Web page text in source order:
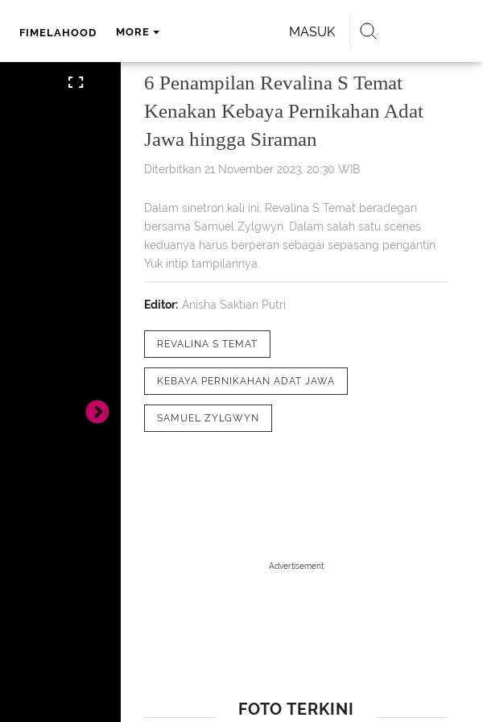
FIMELAHOOD MORE MASUK
6 Penampilan Revalina S Temat
Kenakan Kebaya Pernikahan Adat
Jawa hingga Siraman
Diterbitkan 21 November 2023, 20:30 WIB
Dalam sinetron kali ini, Revalina S Temat beradegan
bersama Samuel Zylgwyn. Dalam salah satu scenes
keduanya harus berperan sebagai sepasang pengantin.
Yuk intip tampilannya.
Editor: Anisha Saktian Putri
REVALINA S TEMAT
KEBAYA PERNIKAHAN ADAT JAWA
SAMUEL ZYLGWYN
Advertisement
FOTO TERKINI